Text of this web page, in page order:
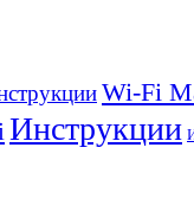
Wi-Fi
Инструкции